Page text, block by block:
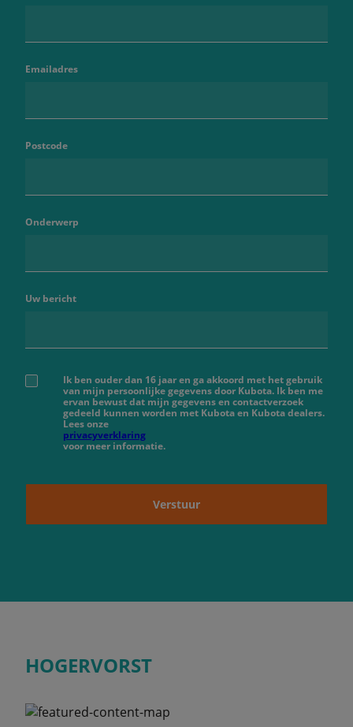
Emailadres
Postcode
Onderwerp
Uw bericht
Ik ben ouder dan 16 jaar en ga akkoord met het gebruik
van mijn persoonlijke gegevens door Kubota. Ik ben me
ervan bewust dat mijn gegevens en contactverzoek
gedeeld kunnen worden met Kubota en Kubota dealers.
Lees onze
privacyverklaring
voor meer informatie.
Verstuur
HOGERVORST